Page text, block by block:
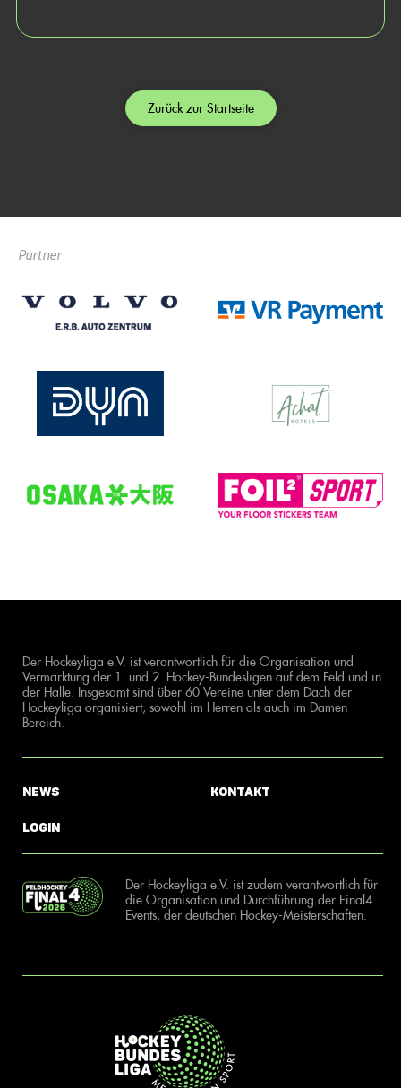
Zurück zur Startseite
Partner
Der Hockeyliga e.V. ist verantwortlich für die Organisation und
Vermarktung der 1. und 2. Hockey-Bundesligen auf dem Feld und in
der Halle. Insgesamt sind über 60 Vereine unter dem Dach der
Hockeyliga organisiert, sowohl im Herren als auch im Damen
Bereich.
News
Login
Kontakt
Der Hockeyliga e.V. ist zudem verantwortlich für
die Organisation und Durchführung der Final4
Events, der deutschen Hockey-Meisterschaften.